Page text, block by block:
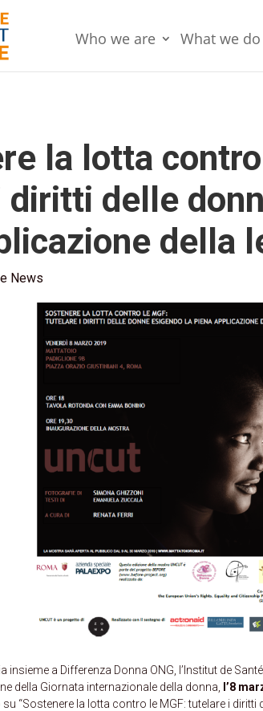
Who we are What we do
la lotta
delle
della
News
insieme a Differenza Donna ONG, l’Institut de
della Giornata internazionale della donna, l’8
su “Sostenere la lotta contro le MGF: tutelare i